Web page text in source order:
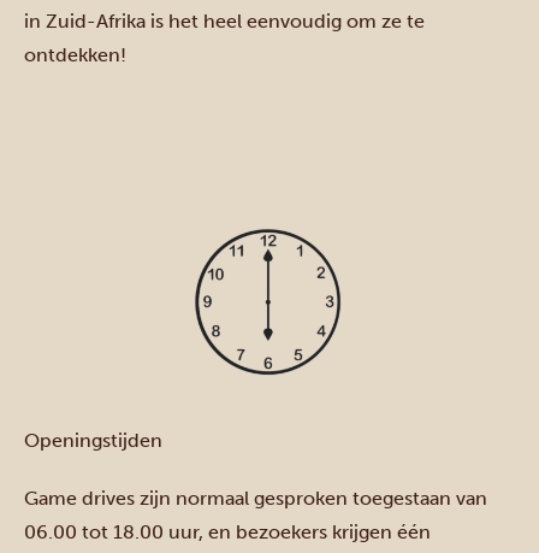
in Zuid-Afrika is het heel eenvoudig om ze te
ontdekken!
Openingstijden
Game drives zijn normaal gesproken toegestaan van
06.00 tot 18.00 uur, en bezoekers krijgen één